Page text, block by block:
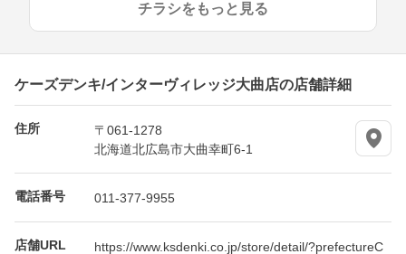
チラシをもっと見る
ケーズデンキ/インターヴィレッジ大曲店の店舗詳細
住所
〒061-1278
北海道北広島市大曲幸町6-1
電話番号 011-377-9955
店舗URL
https://www.ksdenki.co.jp/store/detail/?prefectureC